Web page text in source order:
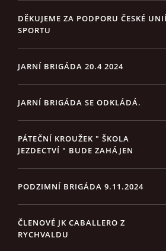
DĚKUJEME ZA PODPORU ČESKÉ UNIÍ
SPORTU
JARNÍ BRIGÁDA 20.4 2024
JARNÍ BRIGÁDA SE ODKLÁDÁ.
PÁTEČNÍ KROUŽEK " ŠKOLA
JEZDECTVÍ " BUDE ZAHÁJEN
PODZIMNÍ BRIGÁDA 9.11.2024
ČLENOVÉ JK CABALLERO Z
RYCHVALDU